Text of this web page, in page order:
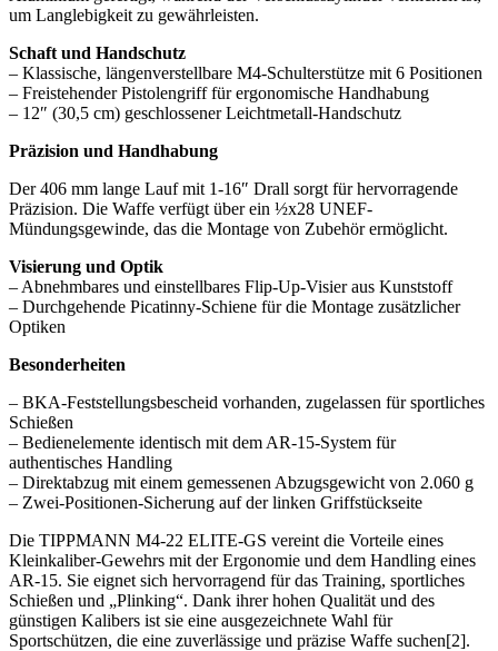
um Langlebigkeit zu gewährleisten.
Schaft und Handschutz
– Klassische, längenverstellbare M4-Schulterstütze mit 6 Positionen
– Freistehender Pistolengriff für ergonomische Handhabung
– 12″ (30,5 cm) geschlossener Leichtmetall-Handschutz
Präzision und Handhabung
Der 406 mm lange Lauf mit 1-16″ Drall sorgt für hervorragende
Präzision. Die Waffe verfügt über ein ½x28 UNEF-
Mündungsgewinde, das die Montage von Zubehör ermöglicht.
Visierung und Optik
– Abnehmbares und einstellbares Flip-Up-Visier aus Kunststoff
– Durchgehende Picatinny-Schiene für die Montage zusätzlicher
Optiken
Besonderheiten
– BKA-Feststellungsbescheid vorhanden, zugelassen für sportliches
Schießen
– Bedienelemente identisch mit dem AR-15-System für
authentisches Handling
– Direktabzug mit einem gemessenen Abzugsgewicht von 2.060 g
– Zwei-Positionen-Sicherung auf der linken Griffstückseite
Die TIPPMANN M4-22 ELITE-GS vereint die Vorteile eines
Kleinkaliber-Gewehrs mit der Ergonomie und dem Handling eines
AR-15. Sie eignet sich hervorragend für das Training, sportliches
Schießen und „Plinking“. Dank ihrer hohen Qualität und des
günstigen Kalibers ist sie eine ausgezeichnete Wahl für
Sportschützen, die eine zuverlässige und präzise Waffe suchen[2].